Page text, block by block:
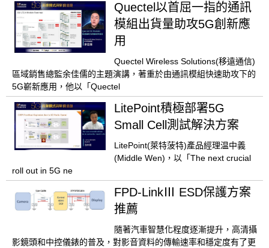
Quectel以首屈一指的通訊
模組出貨量助攻5G創新應
用
Quectel Wireless Solutions(移遠通信)
區域銷售總監余佳儒的主題演講，著重於由通訊模組快速助攻下的
5G嶄新應用，他以「Quectel
LitePoint積極部署5G
Small Cell測試解決方案
LitePoint(萊特菠特)產品經理温中義
(Middle Wen)，以「The next crucial
roll out in 5G ne
FPD-LinkⅢ ESD保護方案
推薦
隨著汽車智慧化程度逐漸提升，高清攝
影鏡頭和中控儀錶的普及，對影音資料的傳輸速率和穩定度有了更